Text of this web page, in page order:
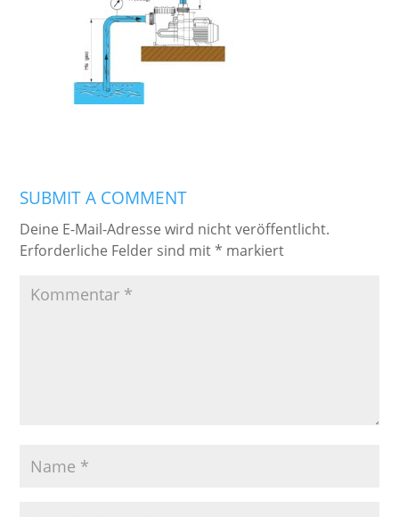
SUBMIT A COMMENT
Deine E-Mail-Adresse wird nicht veröffentlicht.
Erforderliche Felder sind mit* markiert